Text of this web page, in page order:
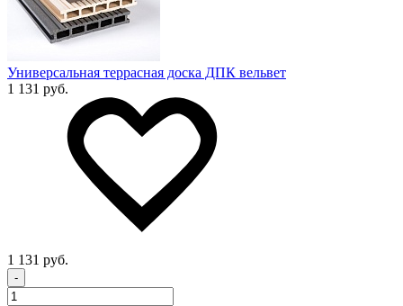
Универсальная террасная доска ДПК вельвет
1 131 руб.
1 131 руб.
-